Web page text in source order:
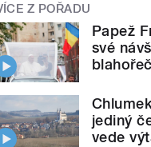
Z POŘADU
Papež
své
jediný
vede